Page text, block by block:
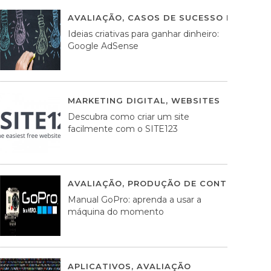
AVALIAÇÃO, CASOS DE SUCESSO DE
Ideias criativas para ganhar dinheiro:
Google AdSense
MARKETING DIGITAL, WEBSITES
Descubra como criar um site
facilmente com o SITE123
AVALIAÇÃO, PRODUÇÃO DE CONTEÚDOS
Manual GoPro: aprenda a usar a
máquina do momento
APLICATIVOS, AVALIAÇÃO